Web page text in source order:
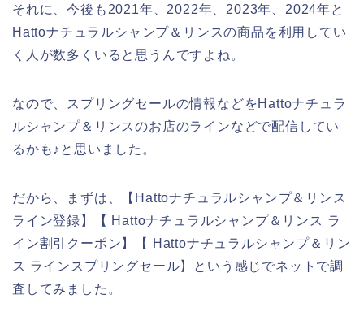
それに、今後も2021年、2022年、2023年、2024年と
Hattoナチュラルシャンプ＆リンスの商品を利用してい
く人が数多くいると思うんですよね。
なので、スプリングセールの情報などをHattoナチュラ
ルシャンプ＆リンスのお店のラインなどで配信してい
るかも♪と思いました。
だから、まずは、【Hattoナチュラルシャンプ＆リンス
ライン登録】【 Hattoナチュラルシャンプ＆リンス ラ
イン割引クーポン】【 Hattoナチュラルシャンプ＆リン
ス ラインスプリングセール】という感じでネットで調
査してみました。